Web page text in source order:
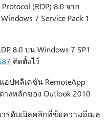
(RDP) 8.0 จาก
7 Service Pack 1
8.0 บน Windows 7 SP1
ติดตั้งไว้
ปพลิเคชัน RemoteApp
งหลักของ Outlook 2010
รดับเบิลคลิกที่ข้อความอีเมล